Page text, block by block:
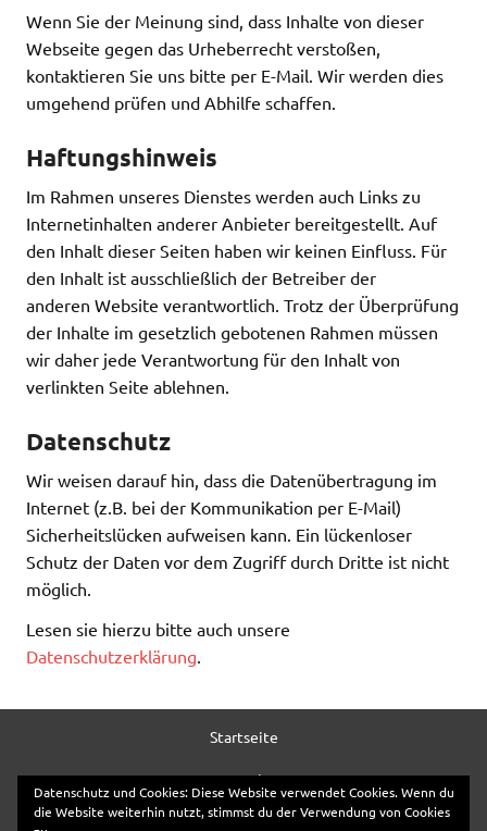
Wenn Sie der Meinung sind, dass Inhalte von dieser
Webseite gegen das Urheberrecht verstoßen,
kontaktieren Sie uns bitte per E-Mail. Wir werden dies
umgehend prüfen und Abhilfe schaffen.
Haftungshinweis
Im Rahmen unseres Dienstes werden auch Links zu
Internetinhalten anderer Anbieter bereitgestellt. Auf
den Inhalt dieser Seiten haben wir keinen Einfluss. Für
den Inhalt ist ausschließlich der Betreiber der
anderen Website verantwortlich. Trotz der Überprüfung
der Inhalte im gesetzlich gebotenen Rahmen müssen
wir daher jede Verantwortung für den Inhalt von
verlinkten Seite ablehnen.
Datenschutz
Wir weisen darauf hin, dass die Datenübertragung im
Internet (z.B. bei der Kommunikation per E-Mail)
Sicherheitslücken aufweisen kann. Ein lückenloser
Schutz der Daten vor dem Zugriff durch Dritte ist nicht
möglich.
Lesen sie hierzu bitte auch unsere
Datenschutzerklärung
Startseite
Kontakt
Anfahrt
Datenschutz und Cookies: Diese Website verwendet Cookies. Wenn du
die Website weiterhin nutzt, stimmst du der Verwendung von Cookies